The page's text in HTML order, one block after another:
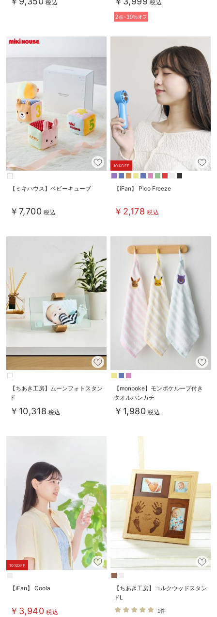
税込 税込
【ミキハウス】ベビーキューブ
￥7,700 税込
10%OFF
【iFan】 Pico Freeze
￥2,178 税込
【ちあき工房】ムーンフォトスタン
ド
￥10,318 税込
【monpoke】モンポケループ付き
タオルハンカチ
￥1,980 税込
10%OFF
【iFan】 Coola
￥3,940 税込
【ちあき工房】コルクウッドスタン
ドL
1件